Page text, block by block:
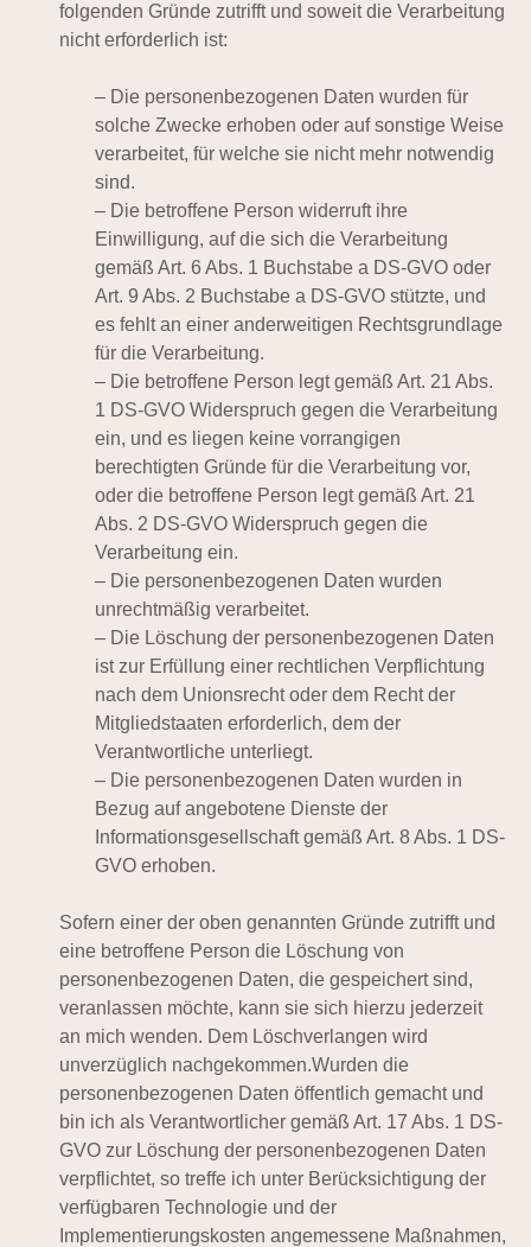
folgenden Gründe zutrifft und soweit die Verarbeitung
nicht erforderlich ist:
– Die personenbezogenen Daten wurden für
solche Zwecke erhoben oder auf sonstige Weise
verarbeitet, für welche sie nicht mehr notwendig
sind.
– Die betroffene Person widerruft ihre
Einwilligung, auf die sich die Verarbeitung
gemäß Art. 6 Abs. 1 Buchstabe a DS-GVO oder
Art. 9 Abs. 2 Buchstabe a DS-GVO stützte, und
es fehlt an einer anderweitigen Rechtsgrundlage
für die Verarbeitung.
– Die betroffene Person legt gemäß Art. 21 Abs.
1 DS-GVO Widerspruch gegen die Verarbeitung
ein, und es liegen keine vorrangigen
berechtigten Gründe für die Verarbeitung vor,
oder die betroffene Person legt gemäß Art. 21
Abs. 2 DS-GVO Widerspruch gegen die
Verarbeitung ein.
– Die personenbezogenen Daten wurden
unrechtmäßig verarbeitet.
– Die Löschung der personenbezogenen Daten
ist zur Erfüllung einer rechtlichen Verpflichtung
nach dem Unionsrecht oder dem Recht der
Mitgliedstaaten erforderlich, dem der
Verantwortliche unterliegt.
– Die personenbezogenen Daten wurden in
Bezug auf angebotene Dienste der
Informationsgesellschaft gemäß Art. 8 Abs. 1 DS-
GVO erhoben.
Sofern einer der oben genannten Gründe zutrifft und
eine betroffene Person die Löschung von
personenbezogenen Daten, die gespeichert sind,
veranlassen möchte, kann sie sich hierzu jederzeit
an mich wenden. Dem Löschverlangen wird
unverzüglich nachgekommen.Wurden die
personenbezogenen Daten öffentlich gemacht und
bin ich als Verantwortlicher gemäß Art. 17 Abs. 1 DS-
GVO zur Löschung der personenbezogenen Daten
verpflichtet, so treffe ich unter Berücksichtigung der
verfügbaren Technologie und der
Implementierungskosten angemessene Maßnahmen,